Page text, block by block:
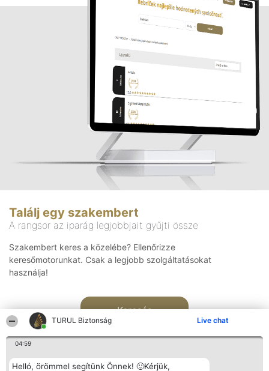
TURUL Biztonság Live chat
04:59
Helló, örömmel segítünk Önnek! 🙂Kérjük,
Találj egy szakembert
A rangsor az iparág legjobbjait gyűjti össze
Szakembert keres a közelébe? Ellenőrizze
keresőmotorunkat. Csak a legjobb szolgáltatásokat
használja!
Keresés